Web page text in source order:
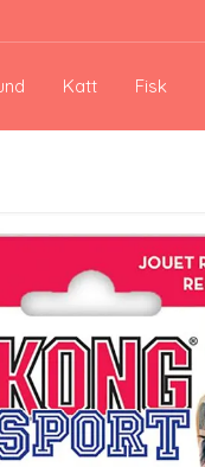
Katt Fisk